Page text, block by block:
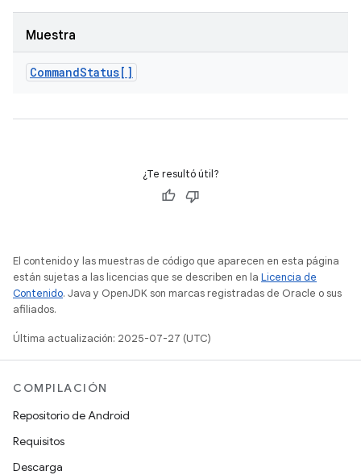
Muestra
CommandStatus[]
¿Te resultó útil?
El contenido y las muestras de código que aparecen en esta página
están sujetas a las licencias que se describen en la Licencia de
Contenido. Java y OpenJDK son marcas registradas de Oracle o sus
afiliados.
Última actualización: 2025-07-27 (UTC)
COMPILACIÓN
Repositorio de Android
Requisitos
Descarga